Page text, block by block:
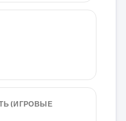
(ИГРОВЫЕ